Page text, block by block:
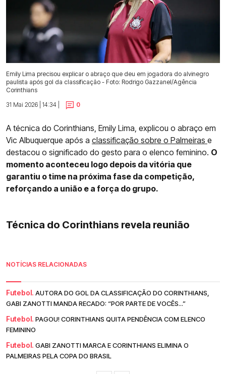
Emily Lima precisou explicar o abraço que deu em jogadora do alvinegro
paulista após gol da classificação - Foto: Rodrigo Gazzanel/Agência
Corinthians
31 Mai 2026 | 14:34 |
0
A técnica do Corinthians, Emily Lima, explicou o abraço em
Vic Albuquerque após a classificação sobre o Palmeiras e
destacou o significado do gesto para o elenco feminino. O
momento aconteceu logo depois da vitória que
garantiu o time na próxima fase da competição,
reforçando a união e a força do grupo.
Técnica do Corinthians revela reunião
NOTÍCIAS RELACIONADAS
Futebol. AUTORA DO GOL DA CLASSIFICAÇÃO DO CORINTHIANS,
GABI ZANOTTI MANDA RECADO: “POR PARTE DE VOCÊS...”
Futebol. PAGOU! CORINTHIANS QUITA PENDÊNCIA COM ELENCO
FEMININO
Futebol. GABI ZANOTTI MARCA E CORINTHIANS ELIMINA O
PALMEIRAS PELA COPA DO BRASIL